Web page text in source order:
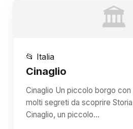
🏛️
📂 Italia
Cinaglio
Cinaglio Un piccolo borgo
molti segreti da scoprire
Cinaglio, un piccolo…